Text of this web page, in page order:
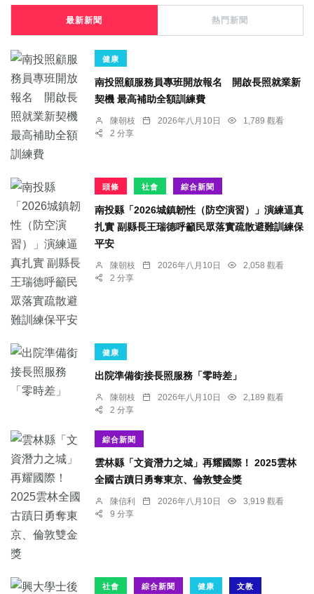
最新新聞 熱門新聞
健康
南投照顧服務員專班開放報名 開啟長照就業新
契機 最高補助全額訓練費
陳朝枝 2026年八月10日
1,789 觀看
2 分享
頭條 社會 綜合新聞
南投縣「2026城鎮韌性（防空演習）」演練逼真
扎實 副縣長王瑞德呼籲民眾落實疏散避難訓練保
平安
陳朝枝 2026年八月10日
2,058 觀看
2 分享
健康
出院準備銜接長照服務「零時差」
陳朝枝 2026年八月10日
2,189 觀看
2 分享
綜合新聞
雲林縣「文資潛力之城」再耀國際！ 2025雲林
全國古蹟日勇奪東京、倫敦雙金獎
陳信利 2026年八月10日
3,919 觀看
9 分享
社會 綜合新聞 健康 文教